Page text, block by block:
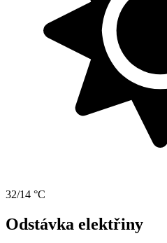
32/14 °C
Odstávka elektřiny